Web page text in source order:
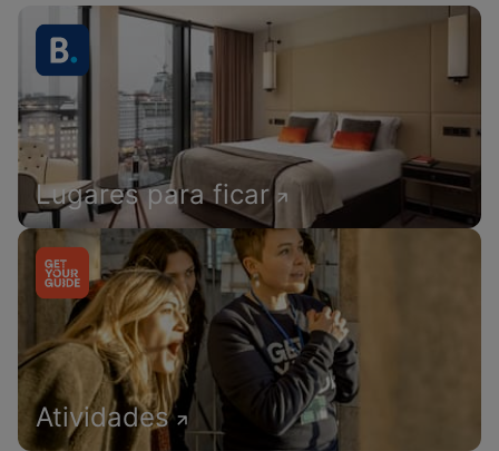
Lugares para ficar
Atividades